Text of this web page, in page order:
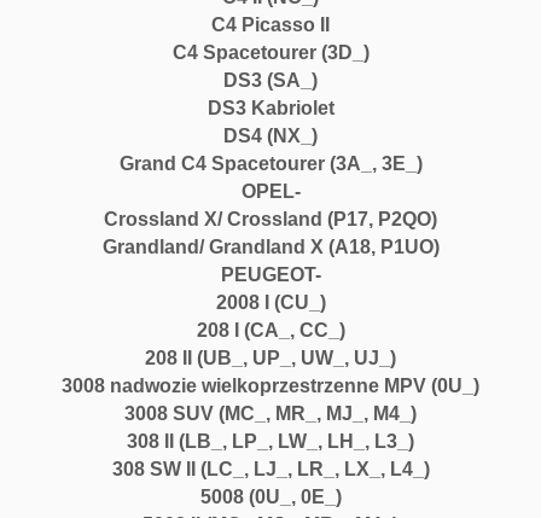
C4 Picasso II
C4 Spacetourer (3D_)
DS3 (SA_)
DS3 Kabriolet
DS4 (NX_)
Grand C4 Spacetourer (3A_, 3E_)
OPEL-
Crossland X/ Crossland (P17, P2QO)
Grandland/ Grandland X (A18, P1UO)
PEUGEOT-
2008 I (CU_)
208 I (CA_, CC_)
208 II (UB_, UP_, UW_, UJ_)
3008 nadwozie wielkoprzestrzenne MPV (0U_)
3008 SUV (MC_, MR_, MJ_, M4_)
308 II (LB_, LP_, LW_, LH_, L3_)
308 SW II (LC_, LJ_, LR_, LX_, L4_)
5008 (0U_, 0E_)